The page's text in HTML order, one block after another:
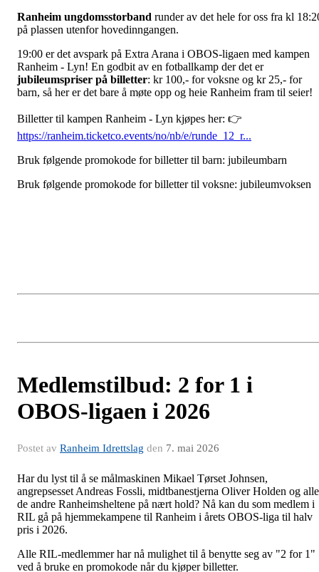
Ranheim ungdomsstorband runder av det hele for oss fra kl
på plassen utenfor hovedinngangen.
19:00 er det avspark på Extra Arana i OBOS-ligaen med kampen
Ranheim - Lyn! En godbit av en fotballkamp der det er
jubileumspriser på billetter: kr 100,- for voksne og kr 25,- for
barn, så her er det bare å møte opp og heie Ranheim fram til seier!
Billetter til kampen Ranheim - Lyn kjøpes her: 👉
https://ranheim.ticketco.events/no/nb/e/runde_12_r...
Bruk følgende promokode for billetter til barn: jubileumbarn
Bruk følgende promokode for billetter til voksne: jubileumvoksen
Medlemstilbud: 2 for 1 i
OBOS-ligaen i 2026
Postet av Ranheim Idrettslag den 7. mai 2026
Har du lyst til å se målmaskinen Mikael Tørset Johnsen,
angrepsesset Andreas Fossli, midtbanestjerna Oliver Holden og alle
de andre Ranheimsheltene på nært hold? Nå kan du som medlem i
RIL gå på hjemmekampene til Ranheim i årets OBOS-liga til halv
pris i 2026.
Alle RIL-medlemmer har nå mulighet til å benytte seg av "2 for 1"
ved å bruke en promokode når du kjøper billetter.